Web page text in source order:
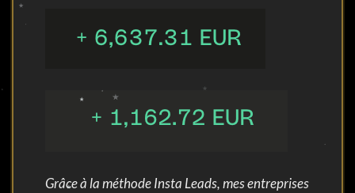
Grâce à la méthode Insta Leads, mes entreprises